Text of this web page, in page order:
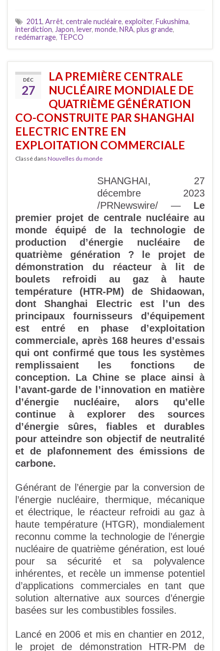
2011, Arrêt, centrale nucléaire, exploiter, Fukushima,
interdiction, Japon, lever, monde, NRA, plus grande,
redémarrage, TEPCO
DÉC
27
LA PREMIÈRE CENTRALE
NUCLÉAIRE MONDIALE DE
QUATRIÈME GÉNÉRATION
CO-CONSTRUITE PAR SHANGHAI
ELECTRIC ENTRE EN
EXPLOITATION COMMERCIALE
Classé dans Nouvelles du monde
SHANGHAI, 27
décembre 2023
/PRNewswire/ — Le
premier projet de centrale nucléaire au
monde équipé de la technologie de
production d’énergie nucléaire de
quatrième génération ? le projet de
démonstration du réacteur à lit de
boulets refroidi au gaz à haute
température (HTR-PM) de Shidaowan,
dont Shanghai Electric est l’un des
principaux fournisseurs d’équipement
est entré en phase d’exploitation
commerciale, après 168 heures d’essais
qui ont confirmé que tous les systèmes
remplissaient les fonctions de
conception. La Chine se place ainsi à
l’avant-garde de l’innovation en matière
d’énergie nucléaire, alors qu’elle
continue à explorer des sources
d’énergie sûres, fiables et durables
pour atteindre son objectif de neutralité
et de plafonnement des émissions de
carbone.
Générant de l’énergie par la conversion de
l’énergie nucléaire, thermique, mécanique
et électrique, le réacteur refroidi au gaz à
haute température (HTGR), mondialement
reconnu comme la technologie de l’énergie
nucléaire de quatrième génération, est loué
pour sa sécurité et sa polyvalence
inhérentes, et recèle un immense potentiel
d’applications commerciales en tant que
solution alternative aux sources d’énergie
basées sur les combustibles fossiles.
Lancé en 2006 et mis en chantier en 2012,
le projet de démonstration HTR-PM de